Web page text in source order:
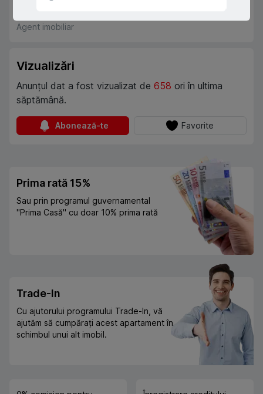
Agent imobiliar
Vizualizări
Anunțul dat a fost vizualizat de 658 ori în ultima
săptămână.
Abonează-te Favorite
Prima rată 15%
Sau prin programul guvernamental
"Prima Casă" cu doar 10% prima rată
Trade-In
Cu ajutorului programului Trade-In, vă
ajutăm să cumpărați acest apartament în
schimbul unui alt imobil.